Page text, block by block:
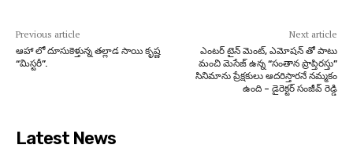
Previous article
ఆహా లో దూసుకెళ్తున్న తల్లాడ సాయి కృష్ణ
“మిస్టరీ”.
Next article
ఎంటర్ టైన్ మెంట్, ఎమోషన్ తో పాటు
మంచి మెసేజ్ ఉన్న “సంతాన ప్రాప్తిరస్తు”
సినిమాను ప్రేక్షకులు ఆదరిస్తారనే నమ్మకం
ఉంది – డైరెక్టర్ సంజీవ్ రెడ్డి
Latest News